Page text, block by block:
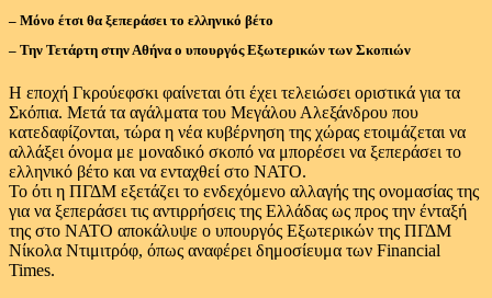
– Μόνο έτσι θα ξεπεράσει το ελληνικό βέτο
– Την Τετάρτη στην Αθήνα ο υπουργός Εξωτερικών των Σκοπιών
Η εποχή Γκρούεφσκι φαίνεται ότι έχει τελειώσει οριστικά για τα
Σκόπια. Μετά τα αγάλματα του Μεγάλου Αλεξάνδρου που
κατεδαφίζονται, τώρα η νέα κυβέρνηση της χώρας ετοιμάζεται να
αλλάξει όνομα με μοναδικό σκοπό να μπορέσει να ξεπεράσει το
ελληνικό βέτο και να ενταχθεί στο ΝΑΤΟ.
Το ότι η ΠΓΔΜ εξετάζει το ενδεχόμενο αλλαγής της ονομασίας της
για να ξεπεράσει τις αντιρρήσεις της Ελλάδας ως προς την ένταξή
της στο ΝΑΤΟ αποκάλυψε ο υπουργός Εξωτερικών της ΠΓΔΜ
Νίκολα Ντιμιτρόφ, όπως αναφέρει δημοσίευμα των Financial
Times.